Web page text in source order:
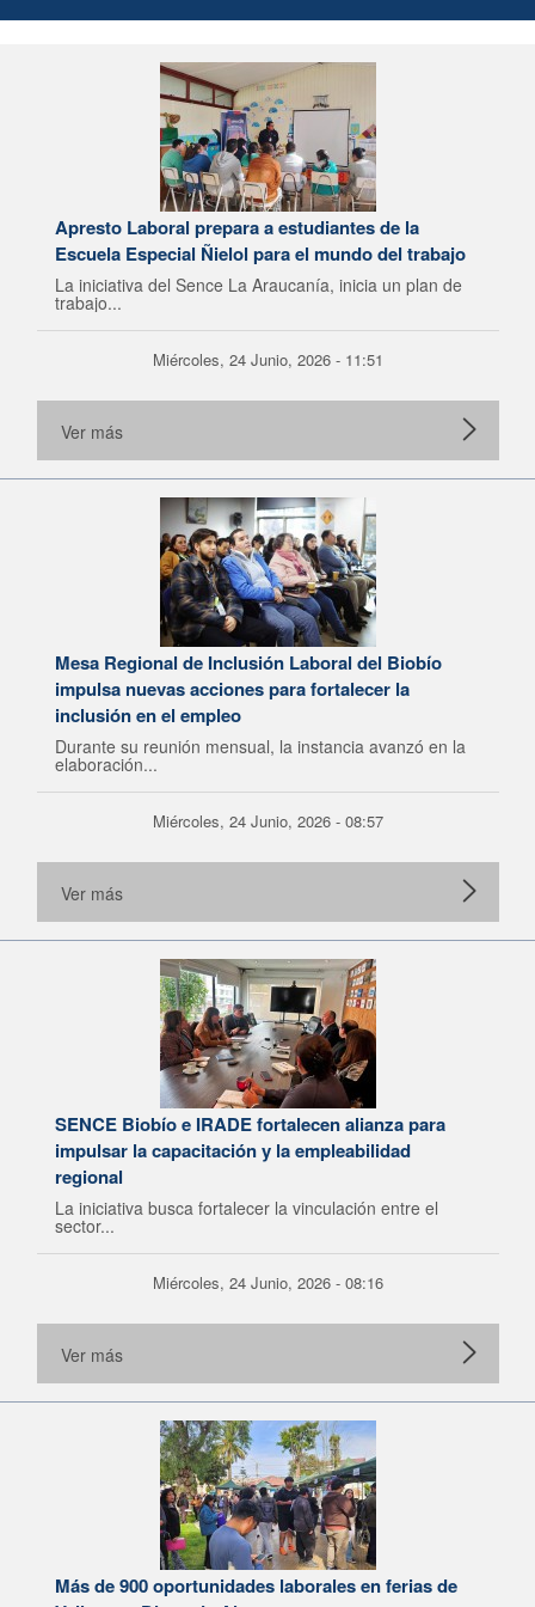
Apresto Laboral prepara a estudiantes de la
Escuela Especial Ñielol para el mundo del trabajo
La iniciativa del Sence La Araucanía, inicia un plan de
trabajo...
Miércoles, 24 Junio, 2026 - 11:51
Ver más
Mesa Regional de Inclusión Laboral del Biobío
impulsa nuevas acciones para fortalecer la
inclusión en el empleo
Durante su reunión mensual, la instancia avanzó en la
elaboración...
Miércoles, 24 Junio, 2026 - 08:57
Ver más
SENCE Biobío e IRADE fortalecen alianza para
impulsar la capacitación y la empleabilidad
regional
La iniciativa busca fortalecer la vinculación entre el
sector...
Miércoles, 24 Junio, 2026 - 08:16
Ver más
Más de 900 oportunidades laborales en ferias de